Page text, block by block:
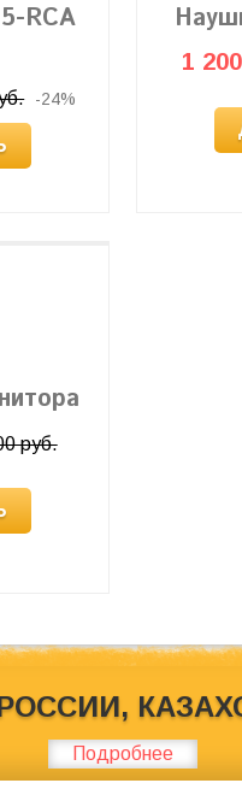
Подробнее
RCA
-24%
1
руб.
Behringer.Обратите
Статьи 437 (2) ГK
компании Behringer.